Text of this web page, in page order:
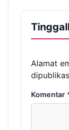
Alamat
Komentar